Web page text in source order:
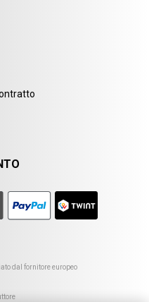
dal fornitore europeo